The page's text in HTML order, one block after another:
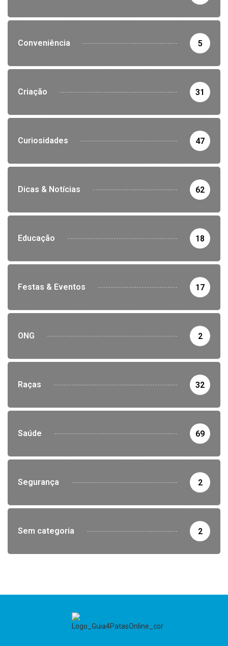
Conveniência 5
Criação 31
Curiosidades 47
Dicas & Notícias 62
Educação 18
Festas & Eventos 17
ONG 2
Raças 32
Saúde 69
Segurança 2
Sem categoria 2